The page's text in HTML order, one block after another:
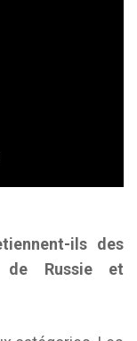
ils des
de Russie et